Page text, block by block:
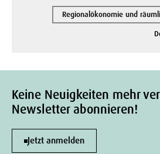
Regionalökonomie und
Keine Neuigkeiten mehr
Newsletter abonnieren!
Jetzt anmelden